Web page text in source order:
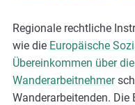
Regionale rechtliche
wie die Europäische
Übereinkommen über
Wanderarbeitnehmer
Wanderarbeitenden.